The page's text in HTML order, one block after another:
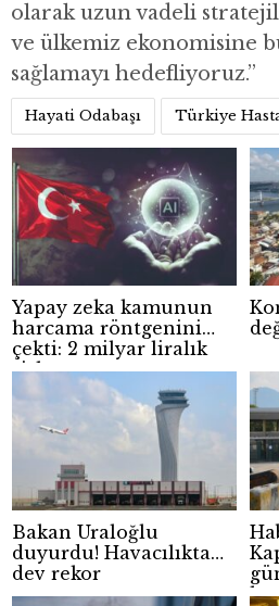
olarak uzun vadeli
ve ülkemiz ekonomisine
sağlamayı hedefliyoruz.”
Hayati Odabaşı Türkiye
Yapay zeka kamunun
harcama röntgenini
çekti: 2 milyar liralık
risk
Bakan Uraloğlu
duyurdu! Havacılıkta
dev rekor